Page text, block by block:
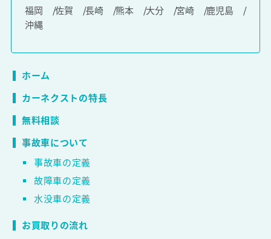
福岡
佐賀 長崎 熊本 大分 宮崎
鹿児島
沖縄
ホーム
カーネクストの特長
無料相談
事故車について
事故車の定義
故障車の定義
水没車の定義
お買取りの流れ